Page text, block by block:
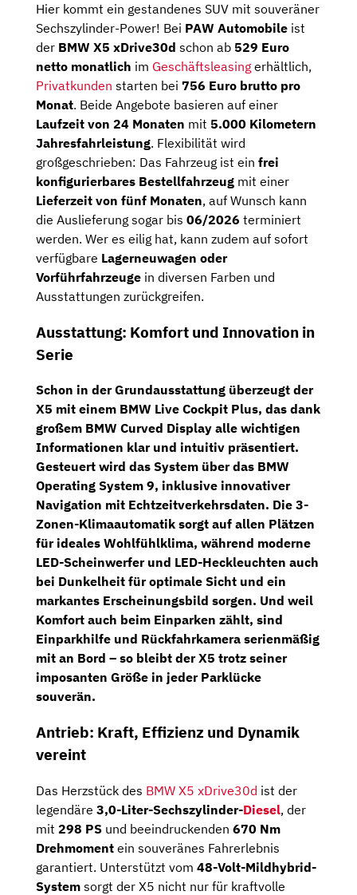
Hier kommt ein gestandenes SUV mit souveräner
Sechszylinder-Power! Bei PAW Automobile ist
der BMW X5 xDrive30d schon ab 529 Euro
netto monatlich im Geschäftsleasing erhältlich,
Privatkunden starten bei 756 Euro brutto pro
Monat. Beide Angebote basieren auf einer
Laufzeit von 24 Monaten mit 5.000 Kilometern
Jahresfahrleistung. Flexibilität wird
großgeschrieben: Das Fahrzeug ist ein frei
konfigurierbares Bestellfahrzeug mit einer
Lieferzeit von fünf Monaten, auf Wunsch kann
die Auslieferung sogar bis 06/2026 terminiert
werden. Wer es eilig hat, kann zudem auf sofort
verfügbare Lagerneuwagen oder
Vorführfahrzeuge in diversen Farben und
Ausstattungen zurückgreifen.
Ausstattung: Komfort und Innovation in
Serie
Schon in der Grundausstattung überzeugt der
X5 mit einem BMW Live Cockpit Plus, das dank
großem BMW Curved Display alle wichtigen
Informationen klar und intuitiv präsentiert.
Gesteuert wird das System über das BMW
Operating System 9, inklusive innovativer
Navigation mit Echtzeitverkehrsdaten. Die 3-
Zonen-Klimaautomatik sorgt auf allen Plätzen
für ideales Wohlfühlklima, während moderne
LED-Scheinwerfer und LED-Heckleuchten auch
bei Dunkelheit für optimale Sicht und ein
markantes Erscheinungsbild sorgen. Und weil
Komfort auch beim Einparken zählt, sind
Einparkhilfe und Rückfahrkamera serienmäßig
mit an Bord – so bleibt der X5 trotz seiner
imposanten Größe in jeder Parklücke
souverän.
Antrieb: Kraft, Effizienz und Dynamik
vereint
Das Herzstück des BMW X5 xDrive30d ist der
legendäre 3,0-Liter-Sechszylinder-Diesel, der
mit 298 PS und beeindruckenden 670 Nm
Drehmoment ein souveränes Fahrerlebnis
garantiert. Unterstützt vom 48-Volt-Mildhybrid-
System sorgt der X5 nicht nur für kraftvolle